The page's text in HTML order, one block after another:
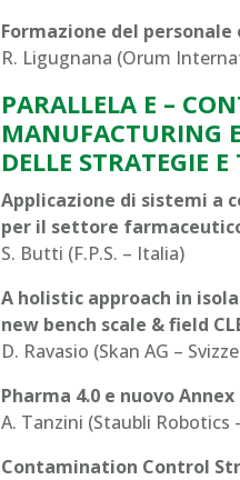
Formazione del
R. Ligugnana (Orum
PARALLELA E –
MANUFACTURING
DELLE STRATEGIE
Applicazione di sistemi a
per il settore
S. Butti (F.P.S. – Italia)
A holistic approach in
new bench scale & field
D. Ravasio (Skan AG –
Pharma 4.0 e nuovo
A. Tanzini (Staubli Robotics
Contamination Control